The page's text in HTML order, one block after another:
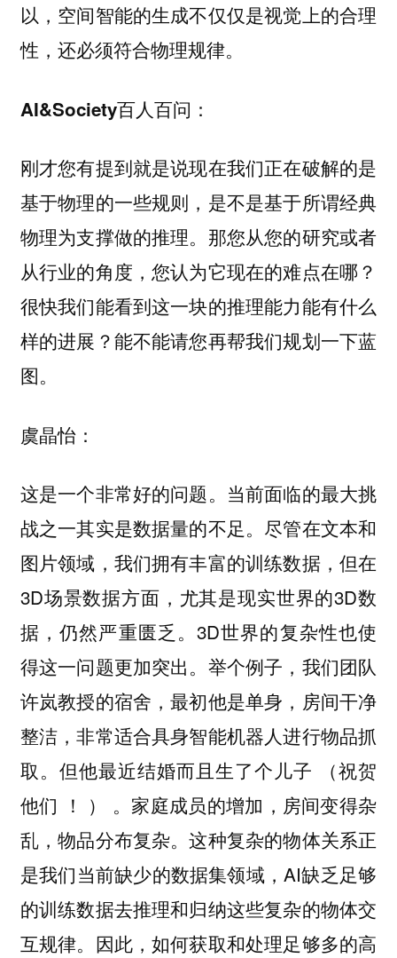
以，空间智能的生成不仅仅是视觉上的合理
性，还必须符合物理规律。
AI&Society百人百问：
刚才您有提到就是说现在我们正在破解的是
基于物理的一些规则，是不是基于所谓经典
物理为支撑做的推理。那您从您的研究或者
从行业的角度，您认为它现在的难点在哪？
很快我们能看到这一块的推理能力能有什么
样的进展？能不能请您再帮我们规划一下蓝
图。
虞晶怡：
这是一个非常好的问题。当前面临的最大挑
战之一其实是数据量的不足。尽管在文本和
图片领域，我们拥有丰富的训练数据，但在
3D场景数据方面，尤其是现实世界的3D数
据，仍然严重匮乏。3D世界的复杂性也使
得这一问题更加突出。举个例子，我们团队
许岚教授的宿舍，最初他是单身，房间干净
整洁，非常适合具身智能机器人进行物品抓
取。但他最近结婚而且生了个儿子 （祝贺
他们 ！ ） 。家庭成员的增加，房间变得杂
乱，物品分布复杂。这种复杂的物体关系正
是我们当前缺少的数据集领域，AI缺乏足够
的训练数据去推理和归纳这些复杂的物体交
互规律。因此，如何获取和处理足够多的高